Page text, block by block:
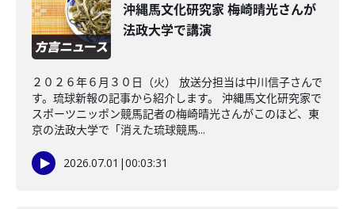
沖縄馬文化研究家 梅崎晴光さんが
法政大学で講演
２０２６年６月３０日（火） 放送分担当は中川信子さんで
す。琉球新報の記事から紹介します。 沖縄馬文化研究家で
スポーツニッポン競馬記者の梅崎晴光さんがこのほど、東
京の法政大学で「消えた琉球競馬...
2026.07.01 |00:03:31